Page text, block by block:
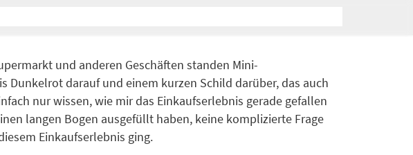
und anderen Geschäften standen Mini-
darauf und einem kurzen Schild darüber, das auch
nur wissen, wie mir das Einkaufserlebnis gerade gefallen
langen Bogen ausgefüllt haben, keine komplizierte Frage
Einkaufserlebnis ging.